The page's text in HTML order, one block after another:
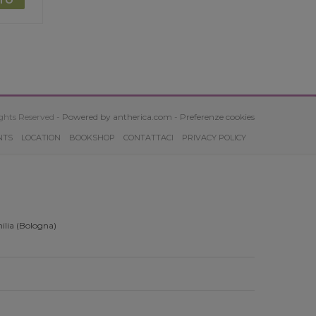
Reserved - Powered by antherica.com - Preferenze cookies
LOCATION BOOKSHOP CONTATTACI PRIVACY POLICY
(Bologna)